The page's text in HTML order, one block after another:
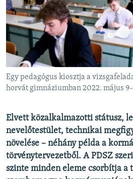
VILÁG
KLÍMAVÁLTOZÁS
A MÚLT TANULSÁGAI
Valamennyi RFE/RL weboldal
Egy pedagógus kiosztja a
horvát gimnáziumban 2022. május
Elvett közalkalmazotti státusz,
nevelőtestület, technikai
növelése – néhány példa a
törvénytervezetből. A PDSZ
szinte minden eleme csorbítja a